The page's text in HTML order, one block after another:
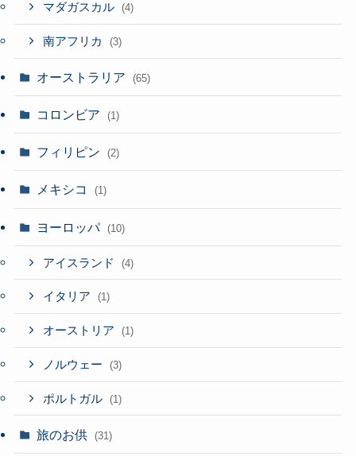
マダガスカル (4)
南アフリカ (3)
オーストラリア (65)
コロンビア (1)
フィリピン (2)
メキシコ (1)
ヨーロッパ (10)
アイスランド (4)
イタリア (1)
オーストリア (1)
ノルウェー (3)
ポルトガル (1)
旅のお供 (31)